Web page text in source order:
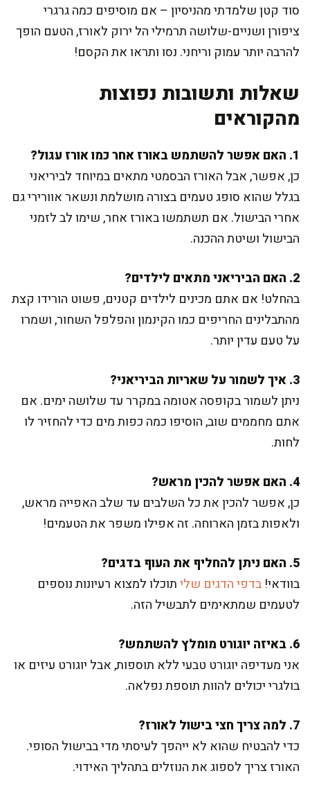
סוד קטן שלמדתי מהניסיון – אם מוסיפים כמה גרגרי
ציפורן ושניים-שלושה תרמילי הל ירוק לאורז, הטעם הופך
להרבה יותר עמוק וריחני. נסו ותראו את הקסם!
שאלות ותשובות נפוצות
מהקוראים
1. האם אפשר להשתמש באורז אחר כמו אורז עגול?
כן, אפשר, אבל האורז הבסמטי מתאים במיוחד לביריאני
בגלל שהוא סופג טעמים בצורה מושלמת ונשאר אוורירי גם
אחרי הבישול. אם תשתמשו באורז אחר, שימו לב לזמני
הבישול ושיטת ההכנה.
2. האם הביריאני מתאים לילדים?
בהחלט! אם אתם מכינים לילדים קטנים, פשוט הורידו קצת
מהתבלינים החריפים כמו הקינמון והפלפל השחור, ושמרו
על טעם עדין יותר.
3. איך לשמור על שאריות הביריאני?
ניתן לשמור בקופסה אטומה במקרר עד שלושה ימים. אם
אתם מחממים שוב, הוסיפו כמה כפות מים כדי להחזיר לו
לחות.
4. האם אפשר להכין מראש?
כן, אפשר להכין את כל השלבים עד שלב האפייה מראש,
ולאפות בזמן הארוחה. זה אפילו משפר את הטעמים!
5. האם ניתן להחליף את העוף בדגים?
בוודאי! בדפי הדגים שליתוכלו למצוא רעיונות נוספים
לטעמים שמתאימים לתבשיל הזה.
6. באיזה יוגורט מומלץ להשתמש?
אני מעדיפה יוגורט טבעי ללא תוספות, אבל יוגורט עיזים או
בולגרי יכולים להוות תוספת נפלאה.
7. למה צריך חצי בישול לאורז?
כדי להבטיח שהוא לא ייהפך לעיסתי מדי בבישול הסופי.
האורז צריך לספוג את הנוזלים בתהליך האידוי.